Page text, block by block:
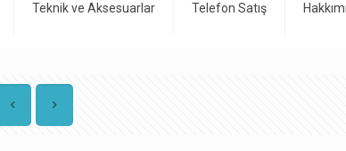
Teknik ve Aksesuarlar Telefon Satış